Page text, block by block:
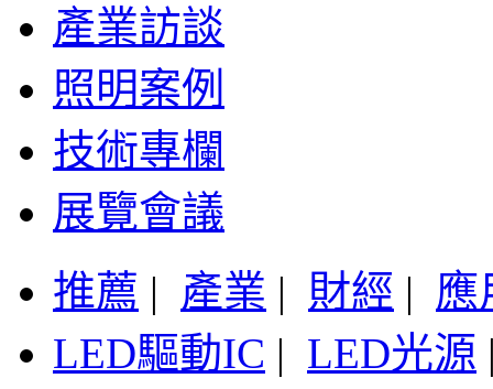
產業訪談
照明案例
技術專欄
展覽會議
推薦 | 產業 | 財經 | 應
LED驅動IC | LED光源